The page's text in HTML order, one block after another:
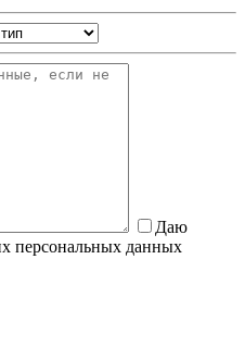
Даю
персональных данных